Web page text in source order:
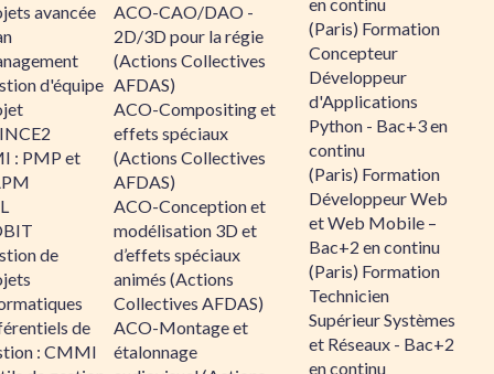
avancée
d'équipe
: PMP et
de
de
: CMMI
ACO-CAO/DAO -
2D/3D pour la régie
(Actions Collectives
AFDAS)
ACO-Compositing et
effets spéciaux
(Actions Collectives
AFDAS)
ACO-Conception et
modélisation 3D et
d’effets spéciaux
animés (Actions
Collectives AFDAS)
ACO-Montage et
étalonnage
(Paris) Formation
Concepteur
Développeur
d'Applications
Python - Bac+3 en
continu
(Paris) Formation
Développeur Web
et Web Mobile –
Bac+2 en continu
(Paris) Formation
Technicien
Supérieur Systèmes
et Réseaux - Bac+2
en continu